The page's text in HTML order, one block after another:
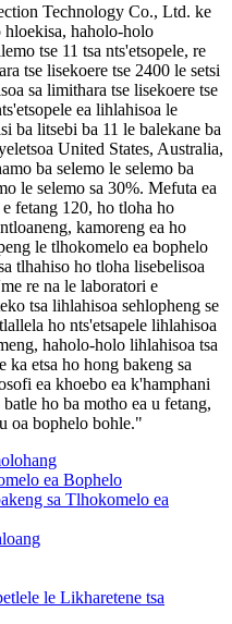
Technology Co., Ltd. ke
hloekisa, haholo-holo
tse 11 tsa nts'etsopele, re
tse lisekoere tse 2400 le setsi
sa limithara tse lisekoere tse
ea lihlahisoa le
ba litsebi ba 11 le balekane ba
United States, Australia,
ba selemo le selemo ba
le selemo sa 30%. Mefuta ea
fetang 120, ho tloha ho
kamoreng ea ho
le tlhokomelo ea bophelo
tlhahiso ho tloha lisebelisoa
re na le laboratori e
tsa lihlahisoa sehlopheng se
ho nts'etsapele lihlahisoa
haholo-holo lihlahisoa tsa
ka etsa ho hong bakeng sa
ea khoebo ea k'hamphani
ho ba motho ea u fetang,
oa bophelo bohle."
ea Bophelo
sa Tlhokomelo ea
le Likharetene tsa